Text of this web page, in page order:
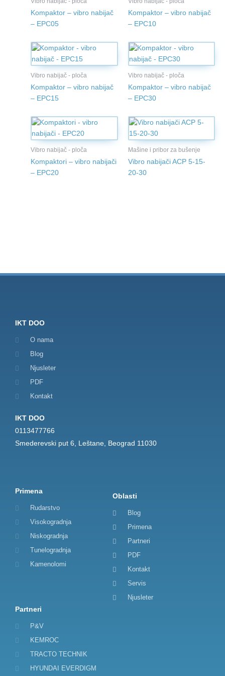
Kompaktor – vibro nabijač
– EPC05
Kompaktor – vibro nabijač
– EPC10
Vibro nabijač - ploča
Kompaktor – vibro nabijač
– EPC15
Vibro nabijač - ploča
Kompaktor – vibro nabijač
– EPC30
Vibro nabijač - ploča
Kompaktori – vibro nabijači
– EPC20
Mašine i pribor za bušenje
Vibro nabijači ACP 5-15-
20-30
IKT DOO
O nama
Blog
Njusleter
PDF
Kontakt
IKT DOO
0113477766
Smederevski put 6, Leštane, Beograd 11030
Primena
Rudarstvo
Visokogradnja
Niskogradnja
Tunelogradnja
Kamenolomi
Oblasti
Blog
Primena
Partneri
PDF
Kontakt
Servis
Njusleter
Partneri
P&V
KEMROC
TRACTO TECHNIK
HYUNDAI EVERDIGM